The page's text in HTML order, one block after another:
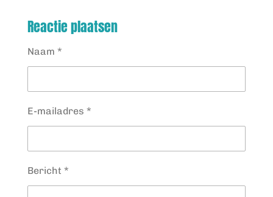
e
n
l
r
e
e
n
Reactie plaatsen
Naam *
E-mailadres *
Bericht *